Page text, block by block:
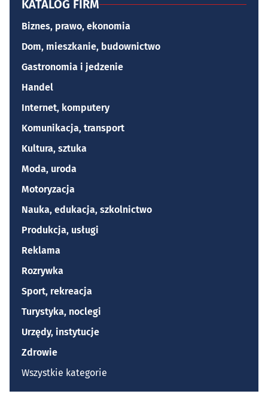
KATALOG FIRM
Biznes, prawo, ekonomia
Dom, mieszkanie, budownictwo
Gastronomia i jedzenie
Handel
Internet, komputery
Komunikacja, transport
Kultura, sztuka
Moda, uroda
Motoryzacja
Nauka, edukacja, szkolnictwo
Produkcja, usługi
Reklama
Rozrywka
Sport, rekreacja
Turystyka, noclegi
Urzędy, instytucje
Zdrowie
Wszystkie kategorie